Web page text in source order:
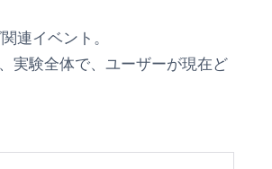
連イベント。
実験全体で、ユーザーが現在ど